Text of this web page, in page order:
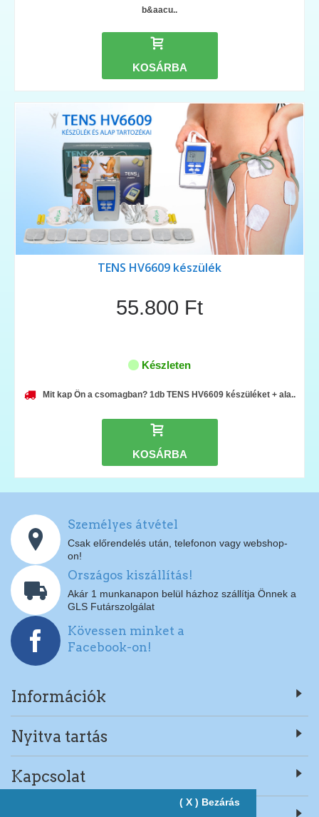
( X ) Bezárás
b&aacu..
KOSÁRBA
TENS HV6609 készülék
55.800 Ft
Készleten
Mit kap Ön a csomagban? 1db TENS HV6609 készüléket + ala..
KOSÁRBA
Személyes átvétel
Csak előrendelés után, telefonon vagy webshop-
on!
Országos kiszállítás!
Akár 1 munkanapon belül házhoz szállítja Önnek a
GLS Futárszolgálat
Kövessen minket a
Facebook-on!
Információk
Nyitva tartás
Kapcsolat